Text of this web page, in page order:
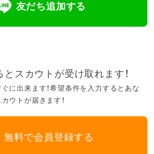
友だち追加する
スカウトが受け取れます！
ぐに出来ます！希望条件を入力するとあな
ウトが届きます！
無料で会員登録する